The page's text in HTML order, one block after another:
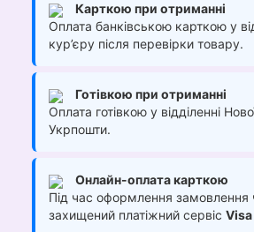
Карткою при отриманні
Оплата банківською карткою у
кур’єру після перевірки товару.
Готівкою при отриманні
Оплата готівкою у відділенні
Укрпошти.
Онлайн-оплата карткою
Під час оформлення замовлення
захищений платіжний сервіс